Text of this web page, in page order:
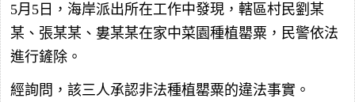
5月5日，海岸派出所在工作中發現，轄區村民劉某
某、張某某、婁某某在家中菜園種植罌粟，民警依法
進行鏟除。
經詢問，該三人承認非法種植罌粟的違法事實。